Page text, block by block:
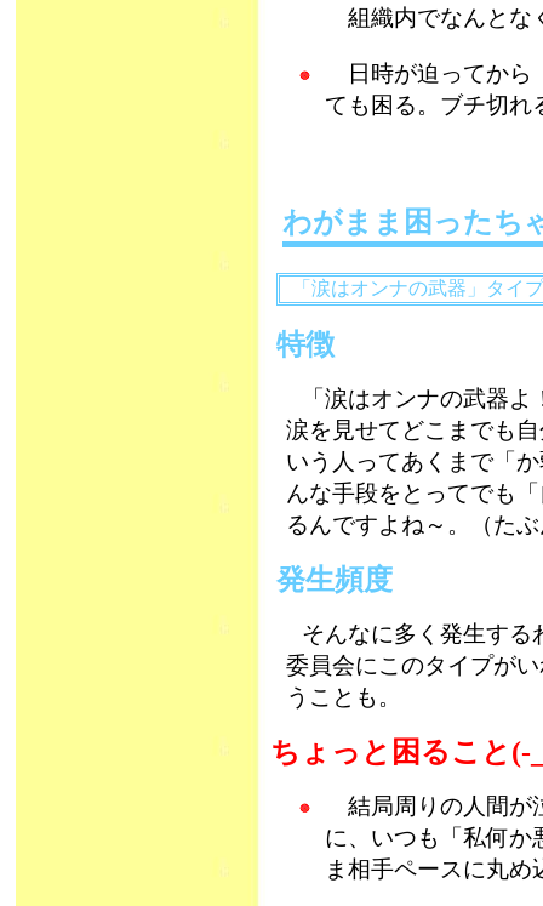
組織内でなんとな
日時が迫ってから
ても困る。ブチ切れ
わがまま困ったち
「涙はオンナの武器」タイプ
特徴
「涙はオンナの武器
涙を見せてどこまでも
いう人ってあくまで「
んな手段をとってでも
るんですよね～。（た
発生頻度
そんなに多く発生する
委員会にこのタイプが
うことも。
ちょっと困ること(-
結局周りの人間が
に、いつも「私何か
ま相手ペースに丸